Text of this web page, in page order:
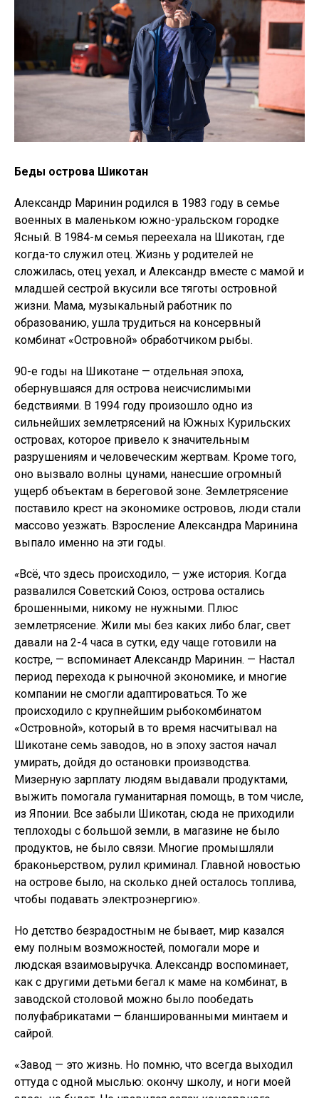
Беды острова Шикотан
Александр Маринин родился в 1983 году в семье
военных в маленьком южно-уральском городке
Ясный. В 1984-м семья переехала на Шикотан, где
когда-то служил отец. Жизнь у родителей не
сложилась, отец уехал, и Александр вместе с мамой и
младшей сестрой вкусили все тяготы островной
жизни. Мама, музыкальный работник по
образованию, ушла трудиться на консервный
комбинат «Островной» обработчиком рыбы.
90-е годы на Шикотане — отдельная эпоха,
обернувшаяся для острова неисчислимыми
бедствиями. В 1994 году произошло одно из
сильнейших землетрясений на Южных Курильских
островах, которое привело к значительным
разрушениям и человеческим жертвам. Кроме того,
оно вызвало волны цунами, нанесшие огромный
ущерб объектам в береговой зоне. Землетрясение
поставило крест на экономике островов, люди стали
массово уезжать. Взросление Александра Маринина
выпало именно на эти годы.
«Всё, что здесь происходило, — уже история. Когда
развалился Советский Союз, острова остались
брошенными, никому не нужными. Плюс
землетрясение. Жили мы без каких либо благ, свет
давали на 2-4 часа в сутки, еду чаще готовили на
костре, — вспоминает Александр Маринин. — Настал
период перехода к рыночной экономике, и многие
компании не смогли адаптироваться. То же
происходило с крупнейшим рыбокомбинатом
«Островной», который в то время насчитывал на
Шикотане семь заводов, но в эпоху застоя начал
умирать, дойдя до остановки производства.
Мизерную зарплату людям выдавали продуктами,
выжить помогала гуманитарная помощь, в том числе,
из Японии. Все забыли Шикотан, сюда не приходили
теплоходы с большой земли, в магазине не было
продуктов, не было связи. Многие промышляли
браконьерством, рулил криминал. Главной новостью
на острове было, на сколько дней осталось топлива,
чтобы подавать электроэнергию».
Но детство безрадостным не бывает, мир казался
ему полным возможностей, помогали море и
людская взаимовыручка. Александр воспоминает,
как с другими детьми бегал к маме на комбинат, в
заводской столовой можно было пообедать
полуфабрикатами — бланшированными минтаем и
сайрой.
«Завод — это жизнь. Но помню, что всегда выходил
оттуда с одной мыслью: окончу школу, и ноги моей